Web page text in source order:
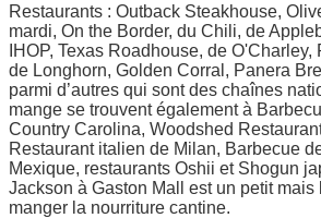
Restaurants : Outback Steakhouse,
mardi, On the Border, du Chili, de
IHOP, Texas Roadhouse, de
de Longhorn, Golden Corral, Panera
parmi d’autres qui sont des chaînes
mange se trouvent également à
Country Carolina, Woodshed
Restaurant italien de Milan, Barbecue
Mexique, restaurants Oshii et Shogun
Jackson à Gaston Mall est un petit
manger la nourriture cantine.